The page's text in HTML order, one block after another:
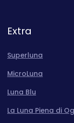
Extra
Superluna
MicroLuna
Luna Blu
La Luna Piena di